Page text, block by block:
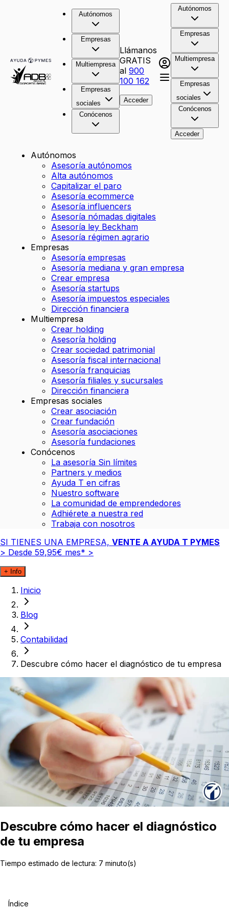
Autónomos
Empresas
Multiempresa
Empresas
sociales
Conócenos
Llámanos
GRATIS
al900
100 162
Acceder
Autónomos
Empresas
Multiempresa
Empresas
sociales
Conócenos
Acceder
Autónomos
Asesoría autónomos
Alta autónomos
Capitalizar el paro
Asesoría ecommerce
Asesoría influencers
Asesoría nómadas digitales
Asesoría ley Beckham
Asesoría régimen agrario
Empresas
Asesoría empresas
Asesoría mediana y gran empresa
Crear empresa
Asesoría startups
Asesoría impuestos especiales
Dirección financiera
Multiempresa
Crear holding
Asesoría holding
Crear sociedad patrimonial
Asesoría fiscal internacional
Asesoría franquicias
Asesoría filiales y sucursales
Dirección financiera
Empresas sociales
Crear asociación
Crear fundación
Asesoría asociaciones
Asesoría fundaciones
Conócenos
La asesoría Sin límites
Partners y medios
Ayuda T en cifras
Nuestro software
La comunidad de emprendedores
Adhiérete a nuestra red
Trabaja con nosotros
SI TIENES UNA EMPRESA, VENTE A AYUDA T PYMES
> Desde 59,95€ mes* >
+ Info
Inicio
Blog
Contabilidad
Descubre cómo hacer el diagnóstico de tu empresa
Descubre cómo hacer el diagnóstico
de tu empresa
Tiempo estimado de lectura: 7 minuto(s)
Índice